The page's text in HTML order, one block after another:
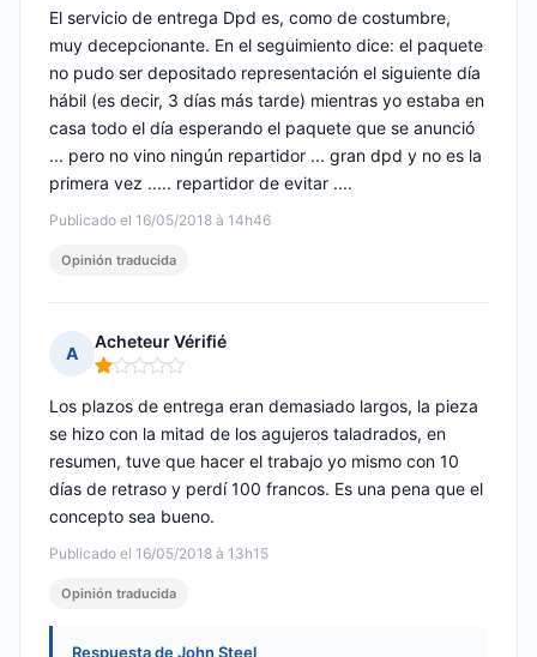
Publicado el 16/05/2018 à 14h46
El servicio de entrega Dpd es, como de costumbre,
muy decepcionante. En el seguimiento dice: el paquete
no pudo ser depositado representación el siguiente día
hábil (es decir, 3 días más tarde) mientras yo estaba en
casa todo el día esperando el paquete que se anunció
... pero no vino ningún repartidor ... gran dpd y no es la
primera vez ..... repartidor de evitar ....
Opinión traducida
A
Acheteur Vérifié
Nota: 1 de 5
Publicado el 16/05/2018 à 13h15
Los plazos de entrega eran demasiado largos, la pieza
se hizo con la mitad de los agujeros taladrados, en
resumen, tuve que hacer el trabajo yo mismo con 10
días de retraso y perdí 100 francos. Es una pena que el
concepto sea bueno.
Opinión traducida
Respuesta de John Steel